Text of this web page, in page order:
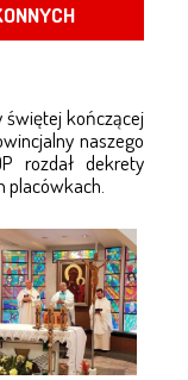
świętej kończącej
naszego
rozdał dekrety
placówkach.